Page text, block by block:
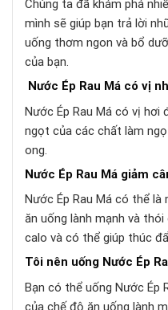
Chúng ta đã khám phá
mình sẽ giúp bạn trả lời
uống thơm ngon và bổ
của bạn.
Nước Ép Rau Má có vị
Nước Ép Rau Má có vị hơi
ngọt của các chất làm
ong.
Nước Ép Rau Má giảm
Nước Ép Rau Má có thể
ăn uống lành mạnh và
calo và có thể giúp thúc
Tôi nên uống Nước Ép
Bạn có thể uống Nước Ép
của chế độ ăn uống lành